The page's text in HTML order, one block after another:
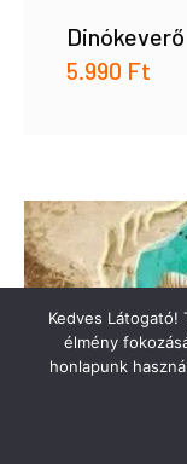
Dinókeverő
5.990 Ft
Kedves Látogató!
élmény
honlapunk